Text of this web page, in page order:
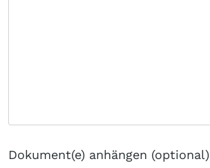
Dokument(e) anhängen (optional)